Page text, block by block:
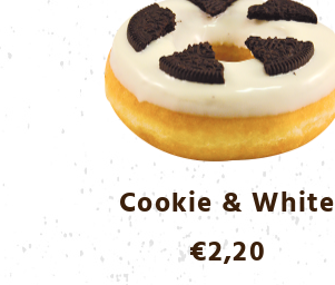
Cookie & White
€2,20